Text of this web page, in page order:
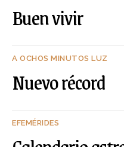
Buen vivir
A OCHOS MINUTOS LUZ
Nuevo récord
EFEMÉRIDES